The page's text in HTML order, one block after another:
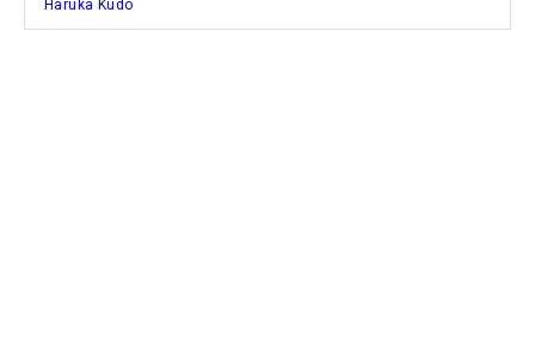
ドライビングを手に入れられるかもしれない。
Haruka Kudo